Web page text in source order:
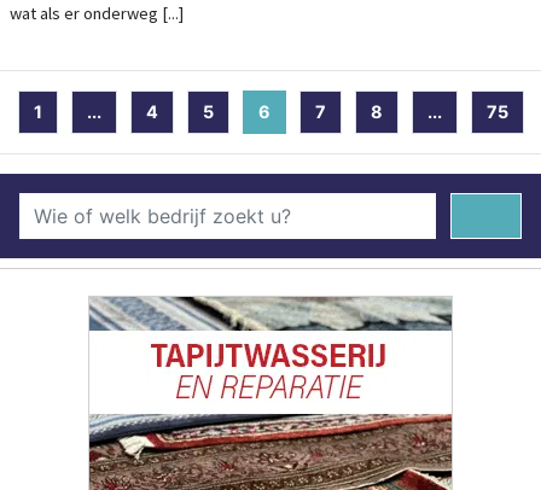
wat als er onderweg [...]
1 ... 4 5 6 (current)
7 8 ... 75